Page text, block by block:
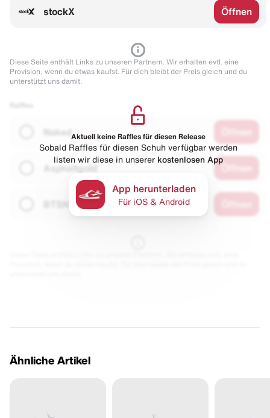
stockX Öffnen
Diese Seite enthält Links zu unseren Partnern. Wir erhalten evtl. eine
Provision, wenn du etwas kaufst. Für dich bleibt der Preis gleich und du
unterstützt uns damit.
Naked
Asphaltgold
Aktuell keine Raffles für diesen Release
Sobald Raffles für diesen Schuh verfügbar werden
listen wir diese in unserer kostenlosen App
App herunterladen
Für iOS & Android
Ähnliche Artikel